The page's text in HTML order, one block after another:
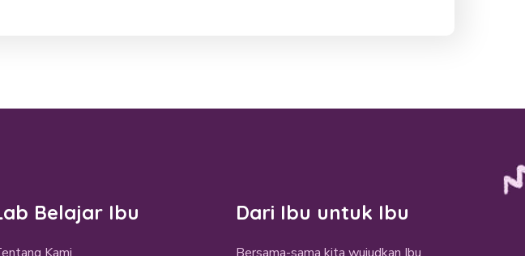
Belajar Ibu Dari Ibu untuk Ibu